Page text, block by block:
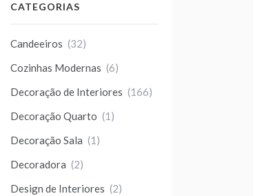
CATEGORIAS
Candeeiros (32)
Cozinhas Modernas (6)
Decoração de Interiores (166)
Decoração Quarto (1)
Decoração Sala (1)
Decoradora (2)
Design de Interiores (2)